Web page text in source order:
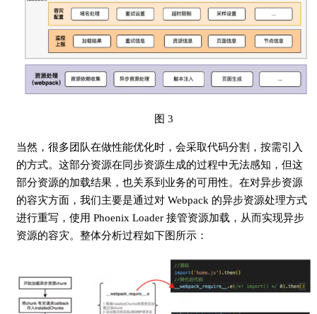
图 3
当然，很多团队在做性能优化时，会采取代码分割，按需引入
的方式。这部分资源在同步资源生成的过程中无法感知，但这
部分资源的加载结果，也关系到业务的可用性。在对异步资源
的容灾方面，我们主要是通过对 Webpack 的异步资源处理方式
进行重写，使用 Phoenix Loader 接管资源加载，从而实现异步
资源的容灾。整体分析过程如下图所示：